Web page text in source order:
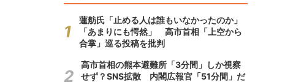
蓮舫氏「止める人は誰もいなかったのか」
「あまりにも愕然」 高市首相「上空から
合掌」巡る投稿を批判
高市首相の熊本避難所「3分間」しか視察
せず？SNS拡散 内閣広報官「51分間」だ